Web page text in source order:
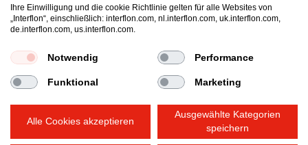
Schmierfett für extreme Drücke
Schmierfett für niedrige Temperaturen
Wasserbeständiges Fett
Allgemeine Geschäftsbedingungen
Datenschutzerklärung
Impressum
Cookie-Richtlinien
Ihre Einwilligung und die cookie Richtlinie gelten für alle Websites von
„Interflon“, einschließlich: interflon.com, nl.interflon.com, uk.interflon.com,
de.interflon.com, us.interflon.com.
Notwendig Performance
Funktional Marketing
Alle Cookies akzeptieren
Ausgewählte Kategorien
speichern
Hallo! Wie können wir Ihnen helfen?